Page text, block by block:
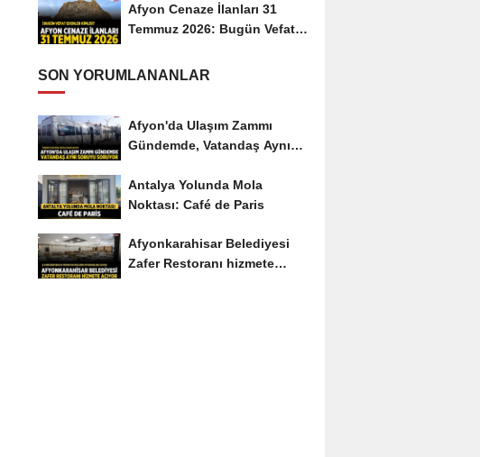
Afyon Cenaze İlanları 31
Temmuz 2026: Bugün Vefat
SON YORUMLANANLAR
Afyon'da Ulaşım Zammı
Gündemde, Vatandaş Aynı
Antalya Yolunda Mola
Noktası: Café de Paris
Afyonkarahisar Belediyesi
Zafer Restoranı hizmete